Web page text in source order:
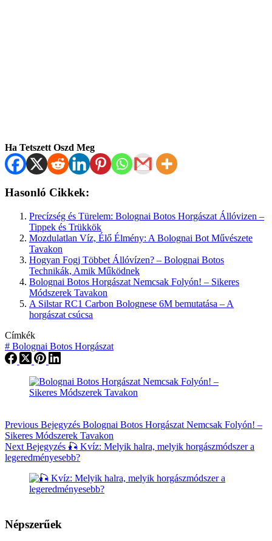
Ha Tetszett Oszd Meg
Hasonló Cikkek:
Precízség és Türelem: Bolognai Botos Horgászat Állóvizen –
Tippek és Trükkök
Mozdulatlan Víz, Élő Élmény: A Bolognai Bot Művészete
Tavakon
Hogyan Fogj Többet Állóvízen? – Bolognai Botos
Technikák, Amik Működnek
Bolognai Botos Horgászat Nemcsak Folyón! – Sikeres
Módszerek Tavakon
A Silstar RC1 Carbon Bolognese 6M bemutatása – A
horgászat csúcsa
Címkék
# Bolognai Botos Horgászat
Previous Bejegyzés Bolognai Botos Horgászat Nemcsak Folyón! –
Sikeres Módszerek Tavakon
Next Bejegyzés 🎣 Kvíz: Melyik halra, melyik horgászmódszer a
legeredményesebb?
Népszerűek